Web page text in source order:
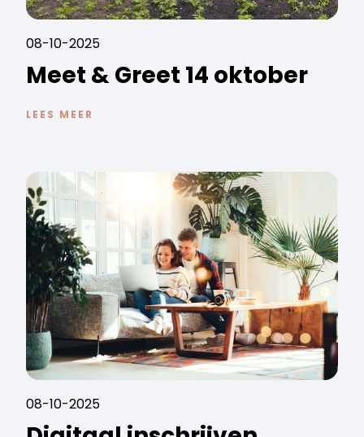
08-10-2025
Meet & Greet 14 oktober
LEES MEER
08-10-2025